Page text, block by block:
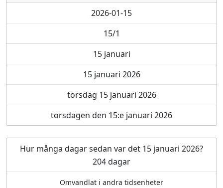
2026-01-15
15/1
15 januari
15 januari 2026
torsdag 15 januari 2026
torsdagen den 15:e januari 2026
Hur många dagar sedan var det 15 januari 2026?
204 dagar
Omvandlat i andra tidsenheter